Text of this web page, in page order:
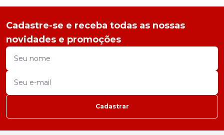
Cadastre-se e receba todas as nossas
novidades e promoções
Cadastrar